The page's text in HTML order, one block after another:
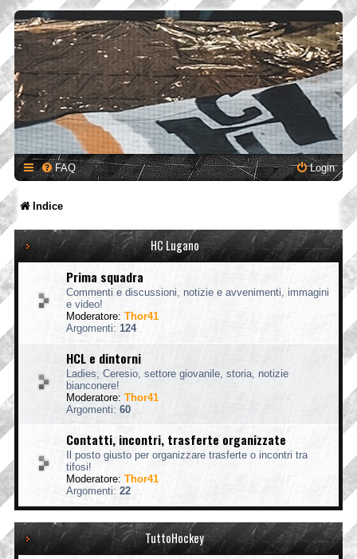
FAQ Login
Indice
HC Lugano
Prima squadra
Commenti e discussioni, notizie e avvenimenti, immagini
e video!
Moderatore: Thor41
Argomenti: 124
HCL e dintorni
Ladies, Ceresio, settore giovanile, storia, notizie
bianconere!
Moderatore: Thor41
Argomenti: 60
Contatti, incontri, trasferte organizzate
Il posto giusto per organizzare trasferte o incontri tra
tifosi!
Moderatore: Thor41
Argomenti: 22
TuttoHockey